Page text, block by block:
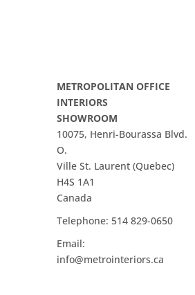
METROPOLITAN OFFICE
INTERIORS
SHOWROOM
10075, Henri-Bourassa Blvd.
O.
Ville St. Laurent (Quebec)
H4S 1A1
Canada
Telephone: 514 829-0650
Email:
info@metrointeriors.ca